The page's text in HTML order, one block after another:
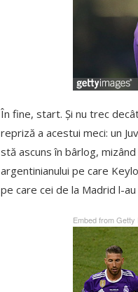
În fine, start. Și nu trec
repriză a acestui meci: un
stă ascuns în bârlog,
argentinianului pe care
pe care cei de la Madrid l-
Embed from Getty